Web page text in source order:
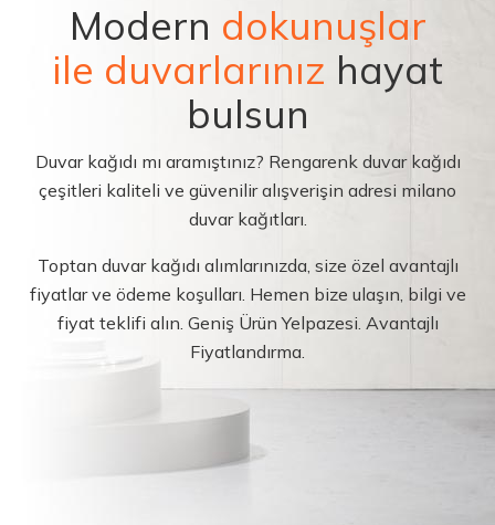
Modern dokunuşlar
ile duvarlarınız hayat
bulsun
Duvar kağıdı mı aramıştınız? Rengarenk duvar kağıdı
çeşitleri kaliteli ve güvenilir alışverişin adresi milano
duvar kağıtları.
Toptan duvar kağıdı alımlarınızda, size özel avantajlı
fiyatlar ve ödeme koşulları. Hemen bize ulaşın, bilgi ve
fiyat teklifi alın. Geniş Ürün Yelpazesi. Avantajlı
Fiyatlandırma.